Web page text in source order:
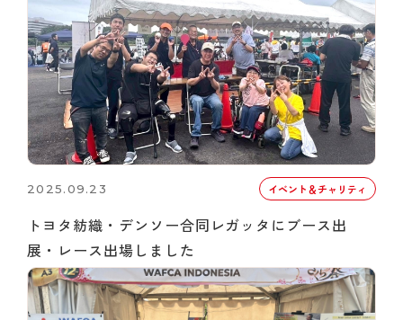
2025.09.23 イベント＆チャリティ
トヨタ紡織・デンソー合同レガッタにブース出
展・レース出場しました